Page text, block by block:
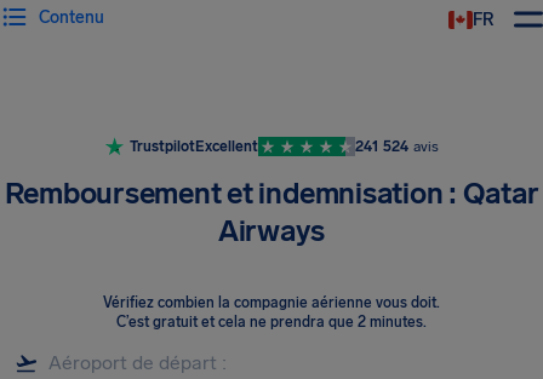
FR
Contenu
TrustpilotExcellent 241 524 avis
Remboursement et indemnisation : Qatar
Airways
Vérifiez combien la compagnie aérienne vous doit.
C’est gratuit et cela ne prendra que 2 minutes.